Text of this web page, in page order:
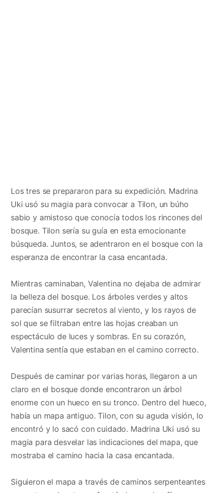
Los tres se prepararon para su expedición. Madrina
Uki usó su magia para convocar a Tilon, un búho
sabio y amistoso que conocía todos los rincones del
bosque. Tilon sería su guía en esta emocionante
búsqueda. Juntos, se adentraron en el bosque con la
esperanza de encontrar la casa encantada.
Mientras caminaban, Valentina no dejaba de admirar
la belleza del bosque. Los árboles verdes y altos
parecían susurrar secretos al viento, y los rayos de
sol que se filtraban entre las hojas creaban un
espectáculo de luces y sombras. En su corazón,
Valentina sentía que estaban en el camino correcto.
Después de caminar por varias horas, llegaron a un
claro en el bosque donde encontraron un árbol
enorme con un hueco en su tronco. Dentro del hueco,
había un mapa antiguo. Tilon, con su aguda visión, lo
encontró y lo sacó con cuidado. Madrina Uki usó su
magia para desvelar las indicaciones del mapa, que
mostraba el camino hacia la casa encantada.
Siguieron el mapa a través de caminos serpenteantes